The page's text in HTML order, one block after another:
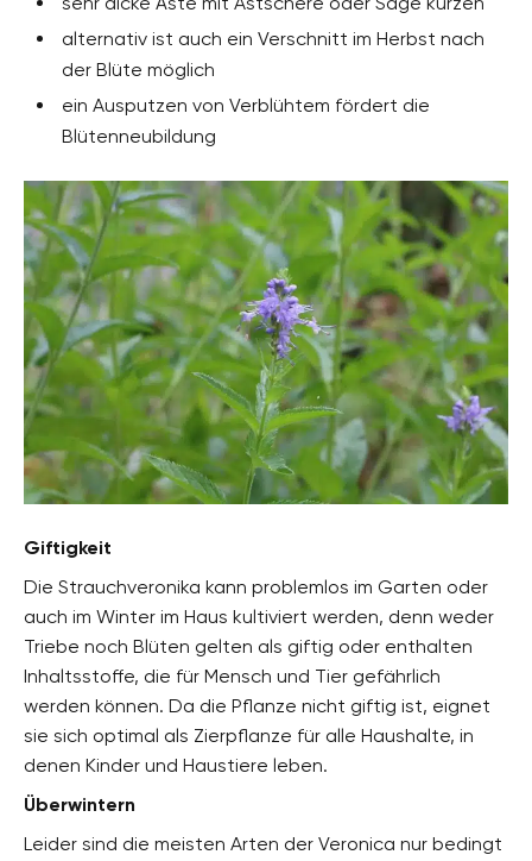
alternativ ist auch ein Verschnitt im Herbst nach
der Blüte möglich
ein Ausputzen von Verblühtem fördert die
Blütenneubildung
Giftigkeit
Die Strauchveronika kann problemlos im Garten oder
auch im Winter im Haus kultiviert werden, denn weder
Triebe noch Blüten gelten als giftig oder enthalten
Inhaltsstoffe, die für Mensch und Tier gefährlich
werden können. Da die Pflanze nicht giftig ist, eignet
sie sich optimal als Zierpflanze für alle Haushalte, in
denen Kinder und Haustiere leben.
Überwintern
Leider sind die meisten Arten der Veronica nur bedingt